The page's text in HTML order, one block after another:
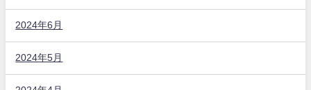
2024年6月
2024年5月